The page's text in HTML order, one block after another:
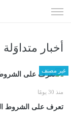
الى
أخبار متداوَلة
غير مصنف
منذ 30 يومًا
تعرف على الشروط